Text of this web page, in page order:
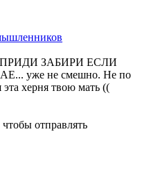
ПРИДИ ЗАБИРИ ЕСЛИ
уже не смешно. Не по
херня твою мать ((
чтобы отправлять